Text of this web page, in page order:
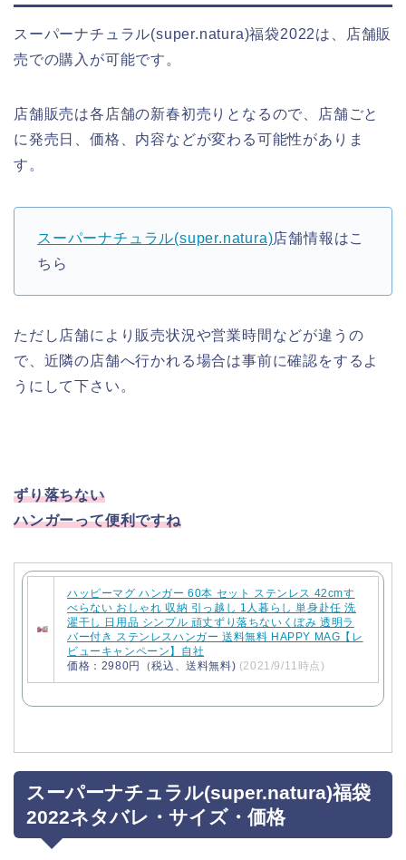
スーパーナチュラル(super.natura)福袋2022は、店舗販
売での購入が可能です。
店舗販売は各店舗の新春初売りとなるので、店舗ごと
に発売日、価格、内容などが変わる可能性がありま
す。
スーパーナチュラル(super.natura)店舗情報はこ
ちら
ただし店舗により販売状況や営業時間などが違うの
で、近隣の店舗へ行かれる場合は事前に確認をするよ
うにして下さい。
ずり落ちない
ハンガーって便利ですね
ハッピーマグ ハンガー 60本 セット ステンレス 42cmす
べらない おしゃれ 収納 引っ越し 1人暮らし 単身赴任 洗
濯干し 日用品 シンプル 頑丈ずり落ちないくぼみ 透明ラ
バー付き ステンレスハンガー 送料無料 HAPPY MAG【レ
ビューキャンペーン】自社
価格：2980円（税込、送料無料) (2021/9/11時点)
スーパーナチュラル(super.natura)福袋
2022ネタバレ・サイズ・価格